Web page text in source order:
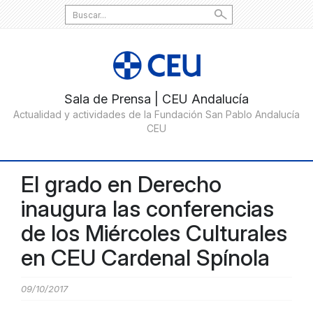
Search
for:
El grado en Derecho
inaugura las conferencias
de los Miércoles Culturales
en CEU Cardenal Spínola
09/10/2017